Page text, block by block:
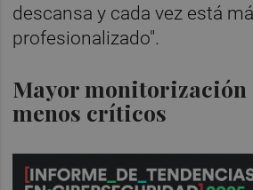
descansa y cada vez está
profesionalizado".
Mayor monitorización
menos críticos